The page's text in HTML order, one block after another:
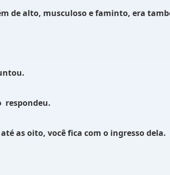
de alto, musculoso e faminto, era
respondeu.
as oito, você fica com o ingresso dela.